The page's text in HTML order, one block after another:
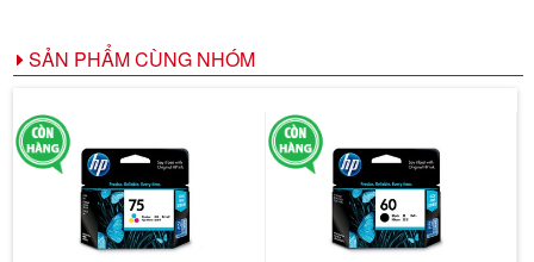
SẢN PHẨM CÙNG NHÓM